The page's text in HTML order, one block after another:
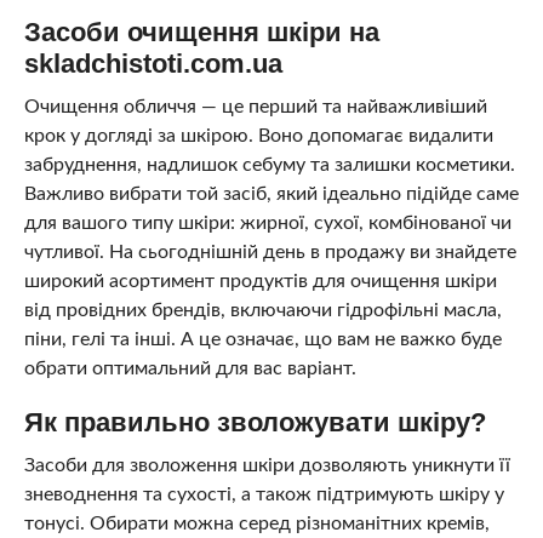
Засоби очищення шкіри на
skladchistoti.com.ua
Очищення обличчя — це перший та найважливіший
крок у догляді за шкірою. Воно допомагає видалити
забруднення, надлишок себуму та залишки косметики.
Важливо вибрати той засіб, який ідеально підійде саме
для вашого типу шкіри: жирної, сухої, комбінованої чи
чутливої. На сьогоднішній день в продажу ви знайдете
широкий асортимент продуктів для очищення шкіри
від провідних брендів, включаючи гідрофільні масла,
піни, гелі та інші. А це означає, що вам не важко буде
обрати оптимальний для вас варіант.
Як правильно зволожувати шкіру?
Засоби для зволоження шкіри дозволяють уникнути її
зневоднення та сухості, а також підтримують шкіру у
тонусі. Обирати можна серед різноманітних кремів,